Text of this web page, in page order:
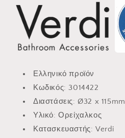
Ελληνικό προϊόν
Κωδικός: 3014422
Διαστάσεις: Ø32 x 115mm
Υλικό: Ορείχαλκος
Κατασκευαστής: Verdi